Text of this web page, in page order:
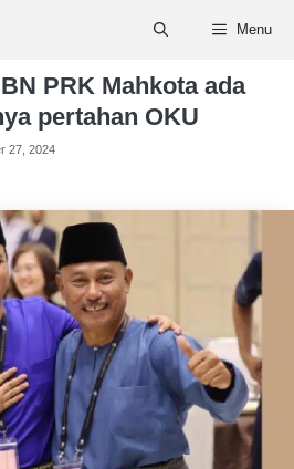
Menu
PRK Mahkota ada
pertahan OKU
27, 2024